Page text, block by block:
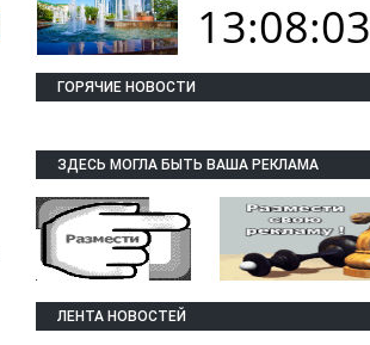
13:08:04
ГОРЯЧИЕ НОВОСТИ
ЗДЕСЬ МОГЛА БЫТЬ ВАША РЕКЛАМА
ЛЕНТА НОВОСТЕЙ